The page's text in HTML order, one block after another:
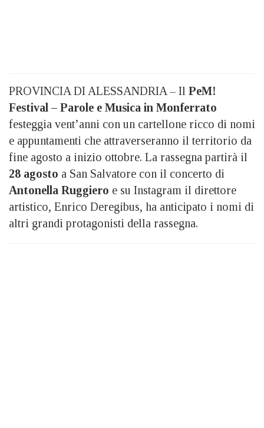
PROVINCIA DI ALESSANDRIA – Il PeM!
Festival – Parole e Musica in Monferrato
festeggia vent’anni con un cartellone ricco di nomi
e appuntamenti che attraverseranno il territorio da
fine agosto a inizio ottobre. La rassegna partirà il
28 agosto a San Salvatore con il concerto di
Antonella Ruggiero e su Instagram il direttore
artistico, Enrico Deregibus, ha anticipato i nomi di
altri grandi protagonisti della rassegna.